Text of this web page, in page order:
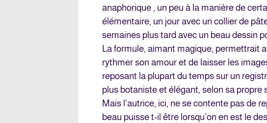
anaphorique , un peu à la manière de
élémentaire, un jour avec un collier de
semaines plus tard avec un beau dessin
La formule, aimant magique, permettrait
rythmer son amour et de laisser les
reposant la plupart du temps sur un
plus botaniste et élégant, selon sa propre
Mais l’autrice, ici, ne se contente pas de
beau puisse t-il être lorsqu’on en est le